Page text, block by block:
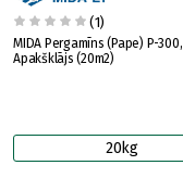
(1)
MIDA Pergamīns (Pape) P-300,
Apakšklājs (20m2)
20kg